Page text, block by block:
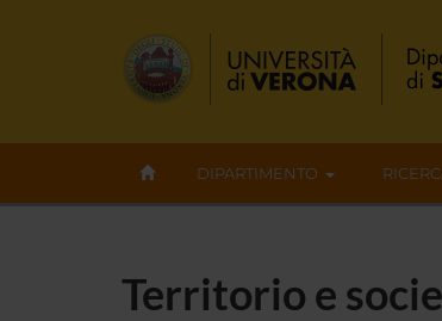
DIPARTIMENTO
Territorio e